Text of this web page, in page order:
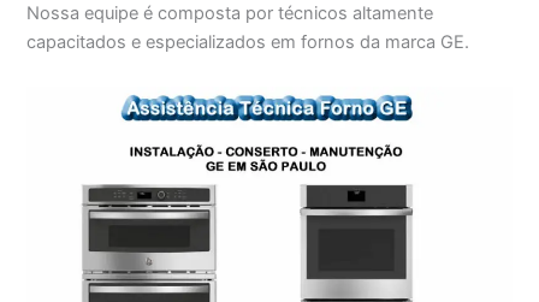
Nossa equipe é composta por técnicos altamente
capacitados e especializados em fornos da marca GE.